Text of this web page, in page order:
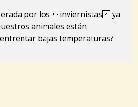
por los inviernistas ya
animales están
bajas temperaturas?